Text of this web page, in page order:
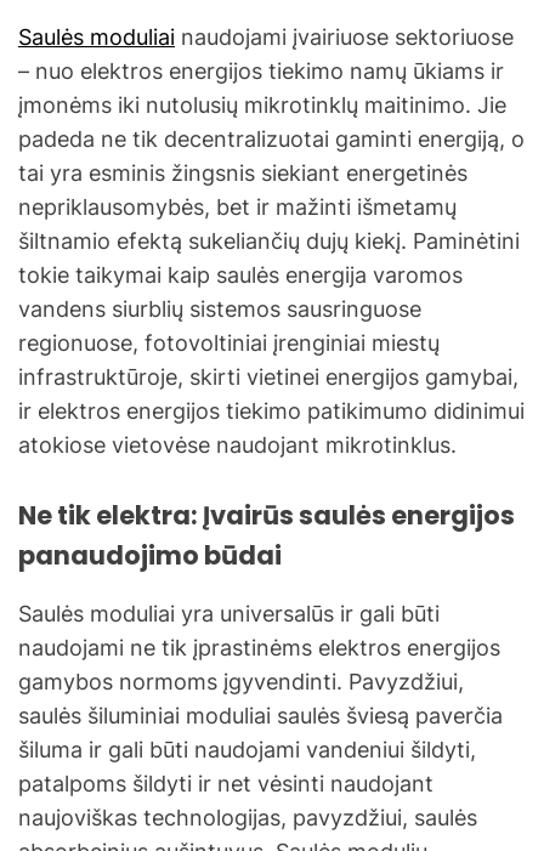
Saulės moduliai naudojami įvairiuose sektoriuose
– nuo elektros energijos tiekimo namų ūkiams ir
įmonėms iki nutolusių mikrotinklų maitinimo. Jie
padeda ne tik decentralizuotai gaminti energiją, o
tai yra esminis žingsnis siekiant energetinės
nepriklausomybės, bet ir mažinti išmetamų
šiltnamio efektą sukeliančių dujų kiekį. Paminėtini
tokie taikymai kaip saulės energija varomos
vandens siurblių sistemos sausringuose
regionuose, fotovoltiniai įrenginiai miestų
infrastruktūroje, skirti vietinei energijos gamybai,
ir elektros energijos tiekimo patikimumo didinimui
atokiose vietovėse naudojant mikrotinklus.
Ne tik elektra: Įvairūs saulės energijos
panaudojimo būdai
Saulės moduliai yra universalūs ir gali būti
naudojami ne tik įprastinėms elektros energijos
gamybos normoms įgyvendinti. Pavyzdžiui,
saulės šiluminiai moduliai saulės šviesą paverčia
šiluma ir gali būti naudojami vandeniui šildyti,
patalpoms šildyti ir net vėsinti naudojant
naujoviškas technologijas, pavyzdžiui, saulės